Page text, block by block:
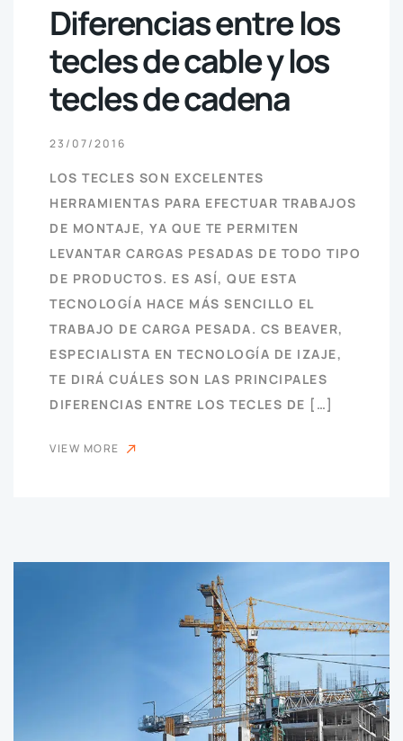
Diferencias entre los
tecles de cable y los
tecles de cadena
23/07/2016
LOS TECLES SON EXCELENTES
HERRAMIENTAS PARA EFECTUAR TRABAJOS
DE MONTAJE, YA QUE TE PERMITEN
LEVANTAR CARGAS PESADAS DE TODO TIPO
DE PRODUCTOS. ES ASÍ, QUE ESTA
TECNOLOGÍA HACE MÁS SENCILLO EL
TRABAJO DE CARGA PESADA. CS BEAVER,
ESPECIALISTA EN TECNOLOGÍA DE IZAJE,
TE DIRÁ CUÁLES SON LAS PRINCIPALES
DIFERENCIAS ENTRE LOS TECLES DE […]
VIEW MORE